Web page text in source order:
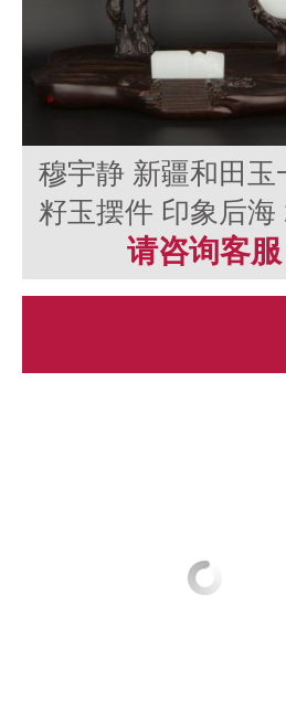
穆宇静 新疆和田玉
籽玉摆件 印象后海
请咨询客服